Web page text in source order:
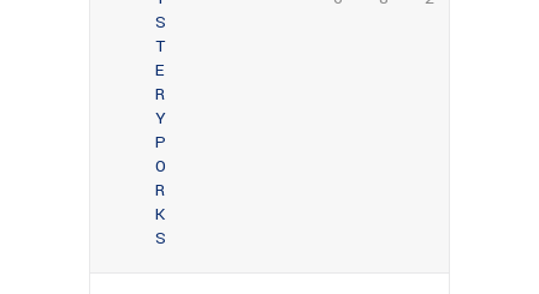
S
T
E
R
Y
P
O
R
K
S